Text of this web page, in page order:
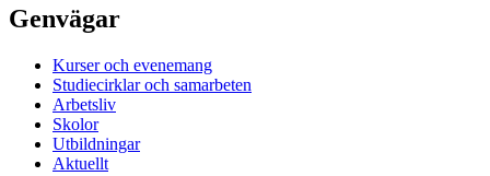
Genvägar
Kurser och evenemang
Studiecirklar och samarbeten
Arbetsliv
Skolor
Utbildningar
Aktuellt